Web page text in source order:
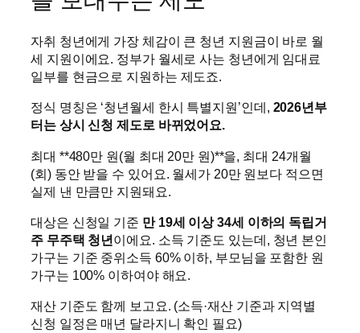
자취 청년에게 가장 체감이 큰 청년 지원금이 바로 월
세 지원이에요. 정부가 월세로 사는 청년에게 임대료
일부를 현금으로 지원하는 제도죠.
정식 명칭은 ‘청년월세 한시 특별지원’인데, 2026년부
터는 상시 신청 제도로 바뀌었어요.
최대 **480만 원(월 최대 20만 원)**을, 최대 24개월
(회) 동안 받을 수 있어요. 월세가 20만 원보다 적으면
실제 낸 만큼만 지원돼요.
대상은 신청일 기준 만 19세 이상 34세 이하의 독립거
주 무주택 청년이에요. 소득 기준도 있는데, 청년 본인
가구는 기준 중위소득 60% 이하, 부모님을 포함한 원
가구는 100% 이하여야 해요.
재산 기준도 함께 보고요. (소득·재산 기준과 지역별
신청 일정은 매년 달라지니 확인 필요)